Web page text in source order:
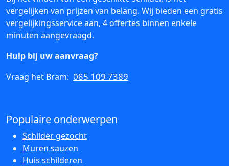
vergelijken van prijzen van belang. Wij bieden een gratis
vergelijkingsservice aan, 4 offertes binnen enkele
minuten aangevraagd.
Hulp bij uw aanvraag?
Vraag het Bram: 085 109 7389
Populaire onderwerpen
Schilder gezocht
Muren sauzen
Huis schilderen